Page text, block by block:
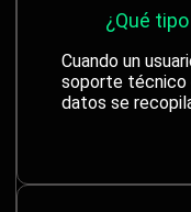
¿Qué
Cuando un
soporte técnico
datos se